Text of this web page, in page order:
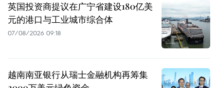
英国投资商提议在广宁省建设180亿美
元的港口与工业城市综合体
07/08/2026 09:18
越南南亚银行从瑞士金融机构再筹集